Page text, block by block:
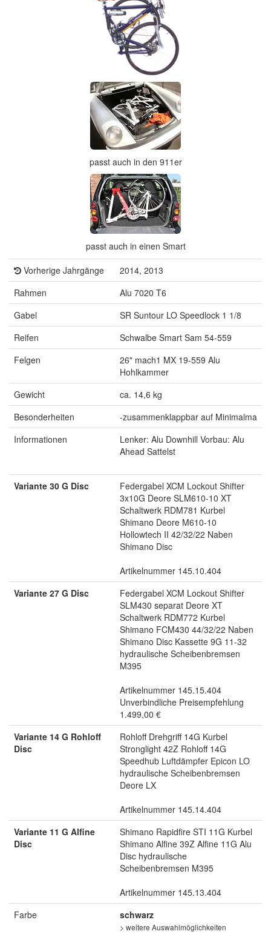
passt auch in den 911er
passt auch in einen Smart
Vorherige Jahrgänge
2014, 2013
Rahmen
Alu 7020 T6
Gabel
SR Suntour LO Speedlock 1 1/8
Reifen
Schwalbe Smart Sam 54-559
Felgen
26" mach1 MX 19-559 Alu
Hohlkammer
Gewicht
ca. 14,6 kg
Besonderheiten
-zusammenklappbar auf Minimalma
Informationen
Lenker: Alu Downhill Vorbau: Alu
Ahead Sattelst
Variante 30 G Disc
Federgabel XCM Lockout Shifter
3x10G Deore SLM610-10 XT
Schaltwerk RDM781 Kurbel
Shimano Deore M610-10
Hollowtech II 42/32/22 Naben
Shimano Disc
Artikelnummer 145.10.404
Variante 27 G Disc
Federgabel XCM Lockout Shifter
SLM430 separat Deore XT
Schaltwerk RDM772 Kurbel
Shimano FCM430 44/32/22 Naben
Shimano Disc Kassette 9G 11-32
hydraulische Scheibenbremsen
M395
Artikelnummer 145.15.404
Unverbindliche Preisempfehlung
1.499,00 €
Variante 14 G Rohloff
Disc
Rohloff Drehgriff 14G Kurbel
Stronglight 42Z Rohloff 14G
Speedhub Luftdämpfer Epicon LO
hydraulische Scheibenbremsen
Deore LX
Artikelnummer 145.14.404
Variante 11 G Alfine
Disc
Shimano Rapidfire STI 11G Kurbel
Shimano Alfine 39Z Alfine 11G Alu
Disc hydraulische
Scheibenbremsen M395
Artikelnummer 145.13.404
Farbe
schwarz
> weitere Auswahlmöglichkeiten